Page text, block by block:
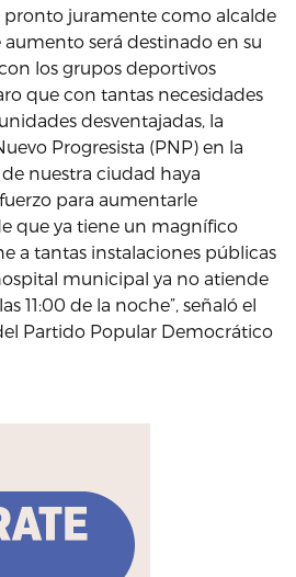
pronto juramente como alcalde
aumento será destinado en su
los grupos deportivos
que con tantas necesidades
desventajadas, la
Progresista (PNP) en la
nuestra ciudad haya
para aumentarle
que ya tiene un magnífico
a tantas instalaciones públicas
municipal ya no atiende
11:00 de la noche”, señaló el
Partido Popular Democrático